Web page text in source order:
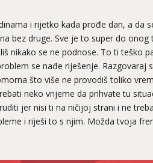
i rijetko kada prođe dan, a da
bez druge. Sve je to super do
nikako se ne podnose. To ti teško
se nađe riješenje.
što više ne provodiš toliko
neko vrijeme da prihvate tu
jer nisi ti na ničijoj strani i ne
i riješi to s njim. Možda tvoja